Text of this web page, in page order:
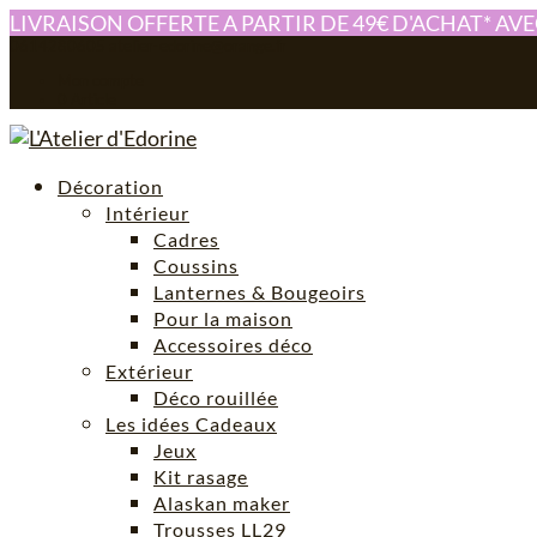
LIVRAISON OFFERTE A PARTIR DE 49€ D'ACHAT*
Décoration
Intérieur
Cadres
Coussins
Lanternes & Bougeoirs
Pour la maison
Accessoires déco
Extérieur
Déco rouillée
Les idées Cadeaux
Jeux
Kit rasage
Alaskan maker
Trousses LL29